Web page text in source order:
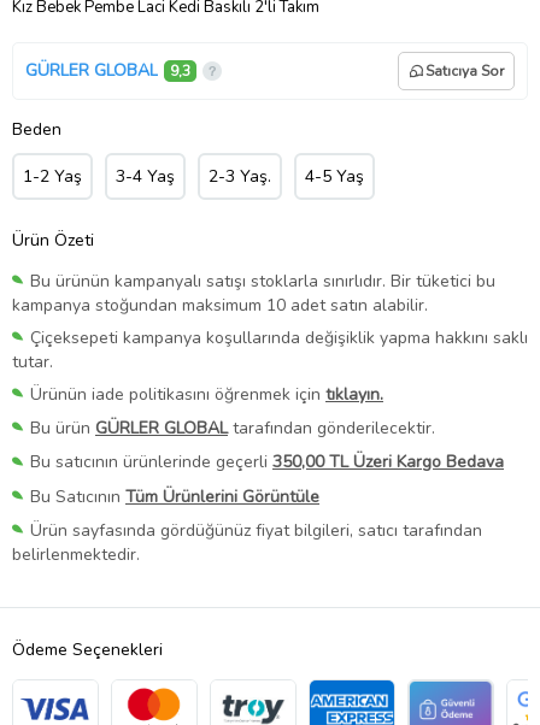
Kız Bebek Pembe Laci Kedi Baskılı 2'li Takım
GÜRLER GLOBAL 9,3 Satıcıya Sor
Beden
1-2 Yaş 3-4 Yaş 2-3 Yaş. 4-5 Yaş
Ürün Özeti
Bu ürünün kampanyalı satışı stoklarla sınırlıdır. Bir tüketici bu
kampanya stoğundan maksimum 10 adet satın alabilir.
Çiçeksepeti kampanya koşullarında değişiklik yapma hakkını saklı
tutar.
Ürünün iade politikasını öğrenmek için tıklayın.
Bu ürün GÜRLER GLOBALtarafından gönderilecektir.
Bu satıcının ürünlerinde geçerli 350,00 TL Üzeri Kargo Bedava
Bu Satıcının Tüm Ürünlerini Görüntüle
Ürün sayfasında gördüğünüz fiyat bilgileri, satıcı tarafından
belirlenmektedir.
Ödeme Seçenekleri